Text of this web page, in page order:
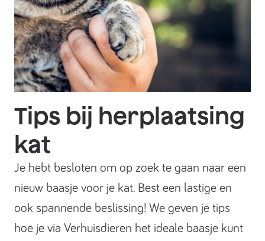
Tips bij herplaatsing
kat
Je hebt besloten om op zoek te gaan naar een
nieuw baasje voor je kat. Best een lastige en
ook spannende beslissing! We geven je tips
hoe je via Verhuisdieren het ideale baasje kunt